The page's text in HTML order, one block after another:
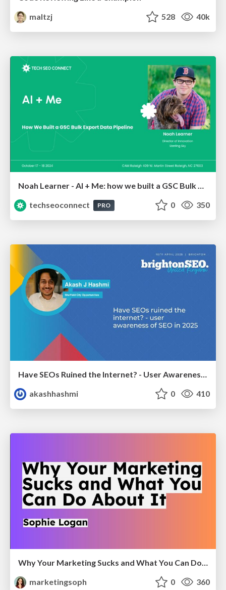
maltzj
528 40k
Noah Learner - AI + Me: how we built a GSC Bulk Export data pipeline
techseoconnect
PRO 0 350
akashhashmi
0 410
Why Your Marketing Sucks and What You Can Do About It - Sophie Logan
marketingsoph
0 360